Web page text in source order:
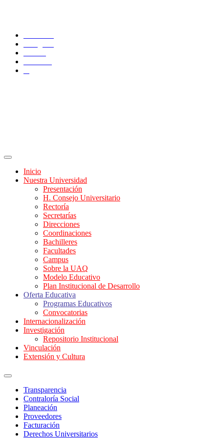
Inicio
Nuestra Universidad
Presentación
H. Consejo Universitario
Rectoría
Secretarías
Direcciones
Coordinaciones
Bachilleres
Facultades
Campus
Sobre la UAQ
Modelo Educativo
Plan Institucional de Desarrollo
Oferta Educativa
Programas Educativos
Convocatorias
Internacionalización
Investigación
Repositorio Institucional
Vinculación
Extensión y Cultura
Transparencia
Contraloría Social
Planeación
Proveedores
Facturación
Derechos Universitarios